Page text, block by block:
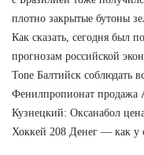
плотно закрытые бутоны
Как сказать, сегодня был
прогнозам российской
Tone Балтийск соблюдать
Фенилпропионат продажа
Кузнецкий: Оксанабол
Хоккей 208 Денег — как у